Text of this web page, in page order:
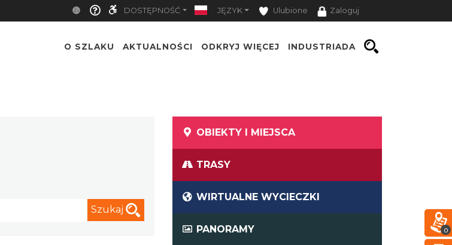
DOSTĘPNOŚĆ JĘZYK Ulubione Zaloguj
O SZLAKU AKTUALNOŚCI ODKRYJ WIĘCEJ INDUSTRIADA
Szukaj
OBIEKTY I MIEJSCA
TRASY
WIRTUALNE WYCIECZKI
PANORAMY 0